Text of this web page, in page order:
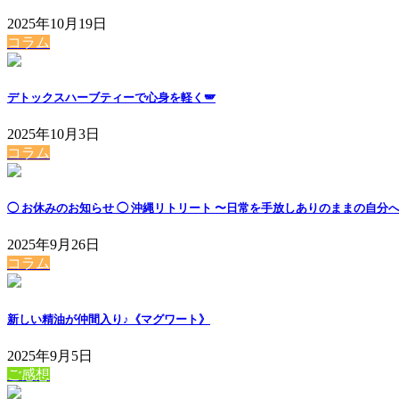
2025年10月19日
コラム
デトックスハーブティーで心身を軽く🪽
2025年10月3日
コラム
◯ お休みのお知らせ ◯ 沖縄リトリート 〜日常を手放しありのままの自分
2025年9月26日
コラム
新しい精油が仲間入り♪《マグワート》
2025年9月5日
ご感想